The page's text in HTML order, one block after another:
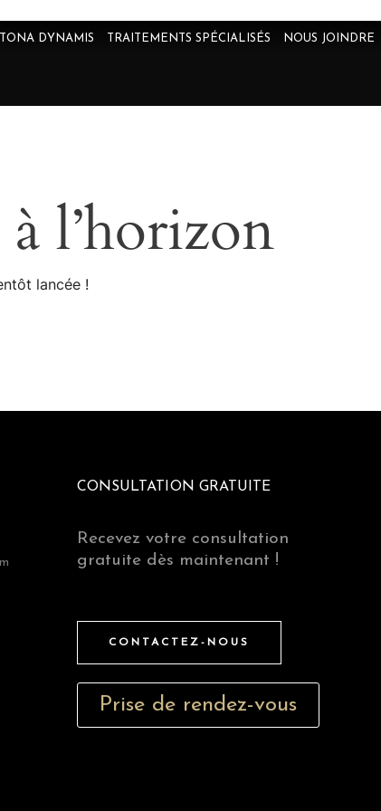
DYNAMIS TRAITEMENTS SPÉCIALISÉS NOUS JOINDRE
l’horizon
lancée !
CONSULTATION GRATUITE
Recevez votre consultation
gratuite dès maintenant !
CONTACTEZ-NOUS
Prise de rendez-vous